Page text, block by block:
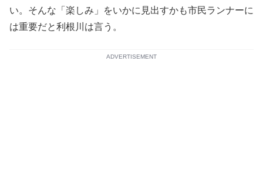
い。そんな「楽しみ」をいかに見出すかも市民ランナーに
は重要だと利根川は言う。
ADVERTISEMENT